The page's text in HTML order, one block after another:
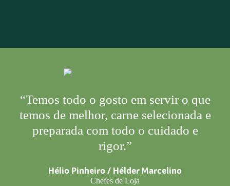
“Temos todo o gosto em servir o que
temos de melhor, carne selecionada e
preparada com todo o cuidado e
rigor.”
Hélio Pinheiro / Hélder Marcelino
Chefes de Loja